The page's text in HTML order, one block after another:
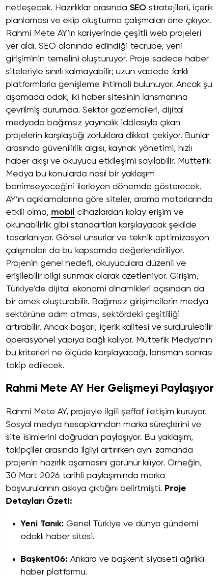
netleşecek. Hazırlıklar arasında SEO stratejileri, içerik
planlaması ve ekip oluşturma çalışmaları öne çıkıyor.
Rahmi Mete AY’ın kariyerinde çeşitli web projeleri
yer aldı. SEO alanında edindiği tecrübe, yeni
girişiminin temelini oluşturuyor. Proje sadece haber
siteleriyle sınırlı kalmayabilir; uzun vadede farklı
platformlarla genişleme ihtimali bulunuyor. Ancak şu
aşamada odak, iki haber sitesinin lansmanına
çevrilmiş durumda. Sektör gözlemcileri, dijital
medyada bağımsız yayıncılık iddiasıyla çıkan
projelerin karşılaştığı zorluklara dikkat çekiyor. Bunlar
arasında güvenilirlik algısı, kaynak yönetimi, hızlı
haber akışı ve okuyucu etkileşimi sayılabilir. Müttefik
Medya bu konularda nasıl bir yaklaşım
benimseyeceğini ilerleyen dönemde gösterecek.
AY’ın açıklamalarına göre siteler, arama motorlarında
etkili olma, mobil cihazlardan kolay erişim ve
okunabilirlik gibi standartları karşılayacak şekilde
tasarlanıyor. Görsel unsurlar ve teknik optimizasyon
çalışmaları da bu kapsamda değerlendiriliyor.
Projenin genel hedefi, okuyuculara düzenli ve
erişilebilir bilgi sunmak olarak özetleniyor. Girişim,
Türkiye’de dijital ekonomi dinamikleri açısından da
bir örnek oluşturabilir. Bağımsız girişimcilerin medya
sektörüne adım atması, sektördeki çeşitliliği
artırabilir. Ancak başarı, içerik kalitesi ve sürdürülebilir
operasyonel yapıya bağlı kalıyor. Müttefik Medya’nın
bu kriterleri ne ölçüde karşılayacağı, lansman sonrası
takip edilecek.
Rahmi Mete AY Her Gelişmeyi Paylaşıyor
Rahmi Mete AY, projeyle ilgili şeffaf iletişim kuruyor.
Sosyal medya hesaplarından marka süreçlerini ve
site isimlerini doğrudan paylaşıyor. Bu yaklaşım,
takipçiler arasında ilgiyi artırırken aynı zamanda
projenin hazırlık aşamasını görünür kılıyor. Örneğin,
30 Mart 2026 tarihli paylaşımında marka
başvurularının askıya çıktığını belirtmişti. Proje
Detayları Özeti:
Yeni Tanık: Genel Türkiye ve dünya gündemi
odaklı haber sitesi.
Başkent06: Ankara ve başkent siyaseti ağırlıklı
haber platformu.